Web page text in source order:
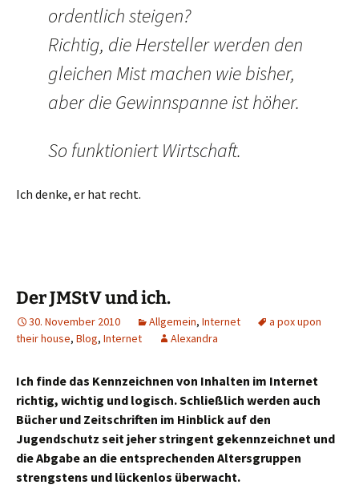
ordentlich steigen?
Richtig, die Hersteller werden den
gleichen Mist machen wie bisher,
aber die Gewinnspanne ist höher.
So funktioniert Wirtschaft.
Ich denke, er hat recht.
Der JMStV und ich.
30. November 2010 Allgemein, Internet
a pox upon
their house, Blog, Internet Alexandra
Ich finde das Kennzeichnen von Inhalten im Internet
richtig, wichtig und logisch. Schließlich werden auch
Bücher und Zeitschriften im Hinblick auf den
Jugendschutz seit jeher stringent gekennzeichnet und
die Abgabe an die entsprechenden Altersgruppen
strengstens und lückenlos überwacht.